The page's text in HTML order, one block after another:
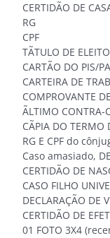
CERTIDÃO DE
RG
CPF
TÃTULO DE
CARTÃO DO PIS/
CARTEIRA DE
COMPROVANTE
ÃLTIMO CONTRA-
CÃPIA DO
RG E CPF do
Caso amasiado,
CERTIDÃO DE
CASO FILHO
DECLARAÇÃO
CERTIDÃO DE
01 FOTO 3X4